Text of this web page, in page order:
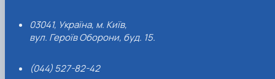
03041, Україна, м. Київ,
вул. Героїв Оборони, буд. 15.
(044) 527-82-42